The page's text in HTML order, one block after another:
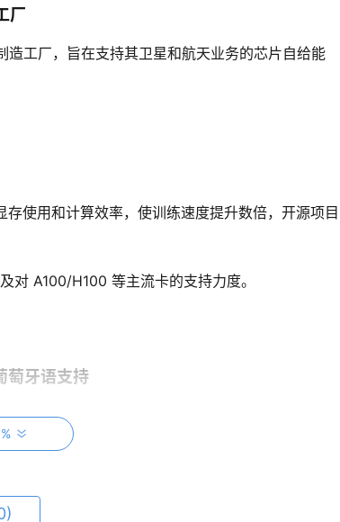
厂
工厂，旨在支持其卫星和航天业务的芯片自给能
使用和计算效率，使训练速度提升数倍，开源项目
对 A100/H100 等主流卡的支持力度。
萄牙语支持
利语和巴西葡萄牙语，AI 将根据用户听歌习惯推荐